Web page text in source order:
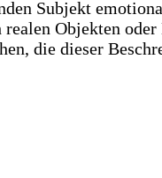
Subjekt
realen Objekten
die dieser